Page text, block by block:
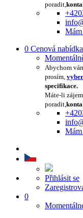
poradit,
0 Cenová nabídka
Abychom
prosím,
specifikace.
Máte-li
poradit,
Přihlásit se
0